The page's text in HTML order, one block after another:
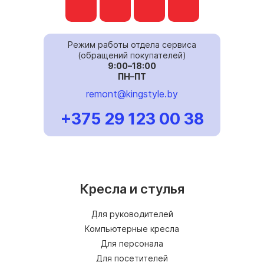
Режим работы отдела сервиса
(обращений покупателей)
9:00–18:00
ПН–ПТ
remont@kingstyle.by
+375 29 123 00 38
Кресла и стулья
Для руководителей
Компьютерные кресла
Для персонала
Для посетителей